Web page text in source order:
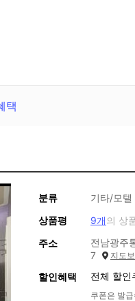
택
분류
기타/모텔
상품평
9개의 상
주소
전남광주
7
지도
할인혜택 전체 할인
쿠폰은 발